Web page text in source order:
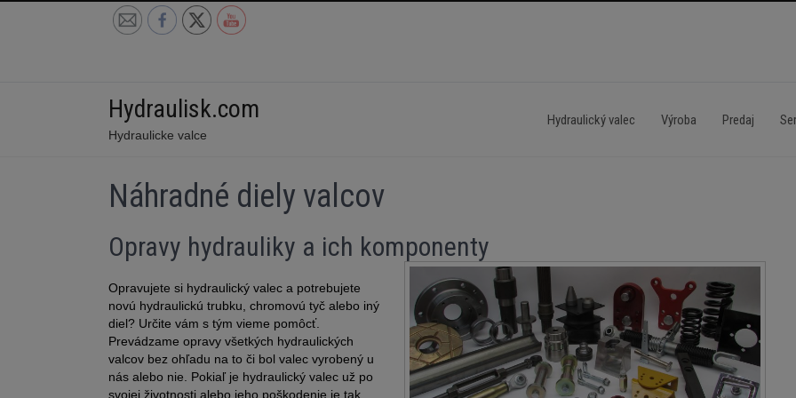
Hydraulisk.com
Hydraulicke valce
Hydraulický valec Výroba Predaj
Náhradné diely valcov
Opravy hydrauliky a ich komponenty
Opravujete si hydraulický valec a potrebujete
novú hydraulickú trubku, chromovú tyč alebo iný
diel? Určite vám s tým vieme pomôcť.
Prevádzame opravy všetkých hydraulických
valcov bez ohľadu na to či bol valec vyrobený u
nás alebo nie. Pokiaľ je hydraulický valec už po
svojej životnosti alebo jeho poškodenie je tak